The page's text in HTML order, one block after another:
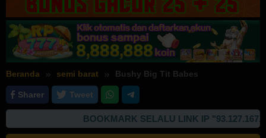
Beranda semi barat Bushy Big Tit Babes
Sharer Tweet
BOOKMARK SELALU LINK IP "93.127.167.99"